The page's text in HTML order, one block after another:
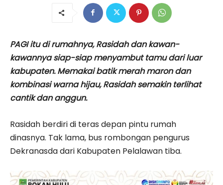
PAGI itu di rumahnya, Rasidah dan kawan-
kawannya siap-siap menyambut tamu dari luar
kabupaten. Memakai batik merah maron dan
kombinasi warna hijau, Rasidah semakin terlihat
cantik dan anggun.
Rasidah berdiri di teras depan pintu rumah
dinasnya. Tak lama, bus rombongan pengurus
Dekranasda dari Kabupaten Pelalawan tiba.